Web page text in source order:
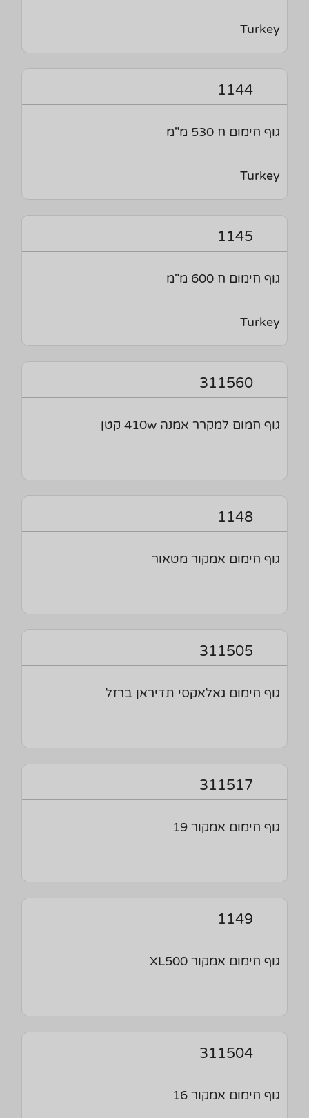
Turkey
1144
גוף חימום ח 530 מ"מ
Turkey
1145
גוף חימום ח 600 מ"מ
Turkey
311560
גוף חמום למקרר אמנה 410w קטן
1148
גוף חימום אמקור מטאור
311505
גוף חימום גאלאקסי תדיראן ברזל
311517
גוף חימום אמקור 19
1149
גוף חימום אמקור XL500
311504
גוף חימום אמקור 16